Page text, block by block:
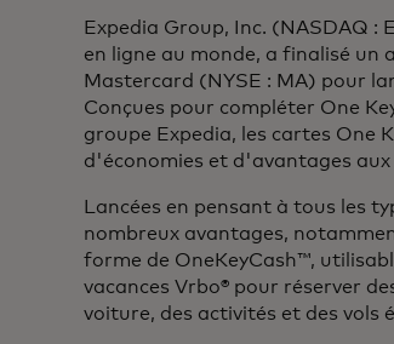
Expedia Group, Inc. (NASDAQ :
en ligne au monde, a finalisé un
Mastercard (NYSE : MA) pour
Conçues pour compléter One
groupe Expedia, les cartes One
d'économies et d'avantages
Lancées en pensant à tous les
nombreux avantages,
forme de OneKeyCash™,
vacances Vrbo® pour réserver
voiture, des activités et des vols